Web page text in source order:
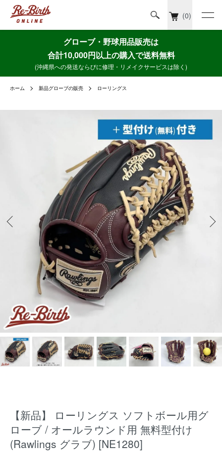
(0)
グローブ・野球用品販売は
合計10,000円以上の購入で送料無料
(沖縄県への発送ならびに修理・リメイクサービスは除く)
ホーム 新品グローブの販売 ローリングス
【新品】 ローリングス ソフトボール用グ
ローブ / オールラウンド用 無料型付け
(Rawlings グラブ) [NE1280]